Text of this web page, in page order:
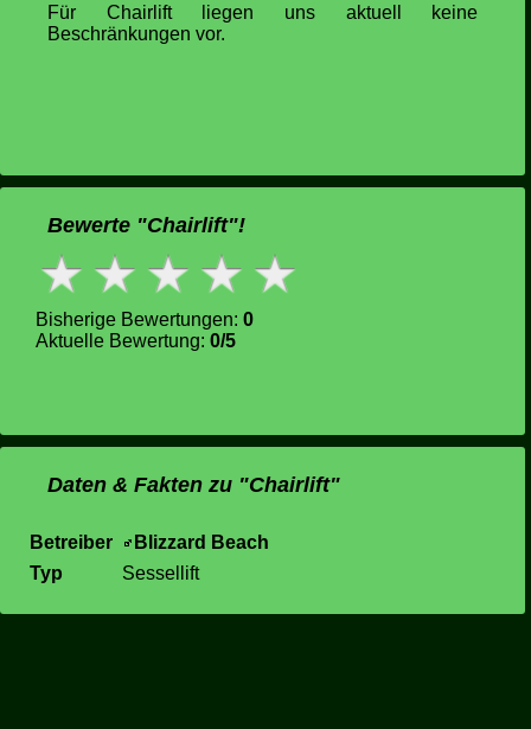
Für Chairlift liegen uns aktuell keine
Beschränkungen vor.
Bewerte "Chairlift"!
Bisherige Bewertungen: 0
Aktuelle Bewertung: 0/5
Daten & Fakten zu "Chairlift"
Betreiber
Blizzard Beach
Typ
Sessellift